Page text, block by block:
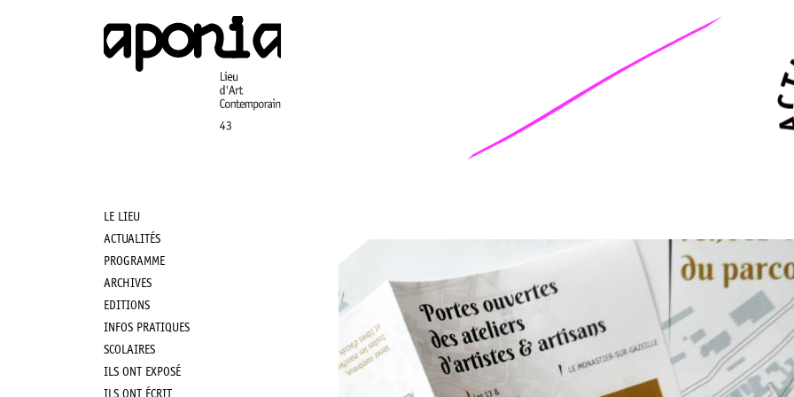
Main
navigation
LE LIEU
ACTUALITÉS
PROGRAMME
ARCHIVES
EDITIONS
INFOS PRATIQUES
SCOLAIRES
ILS ONT EXPOSÉ